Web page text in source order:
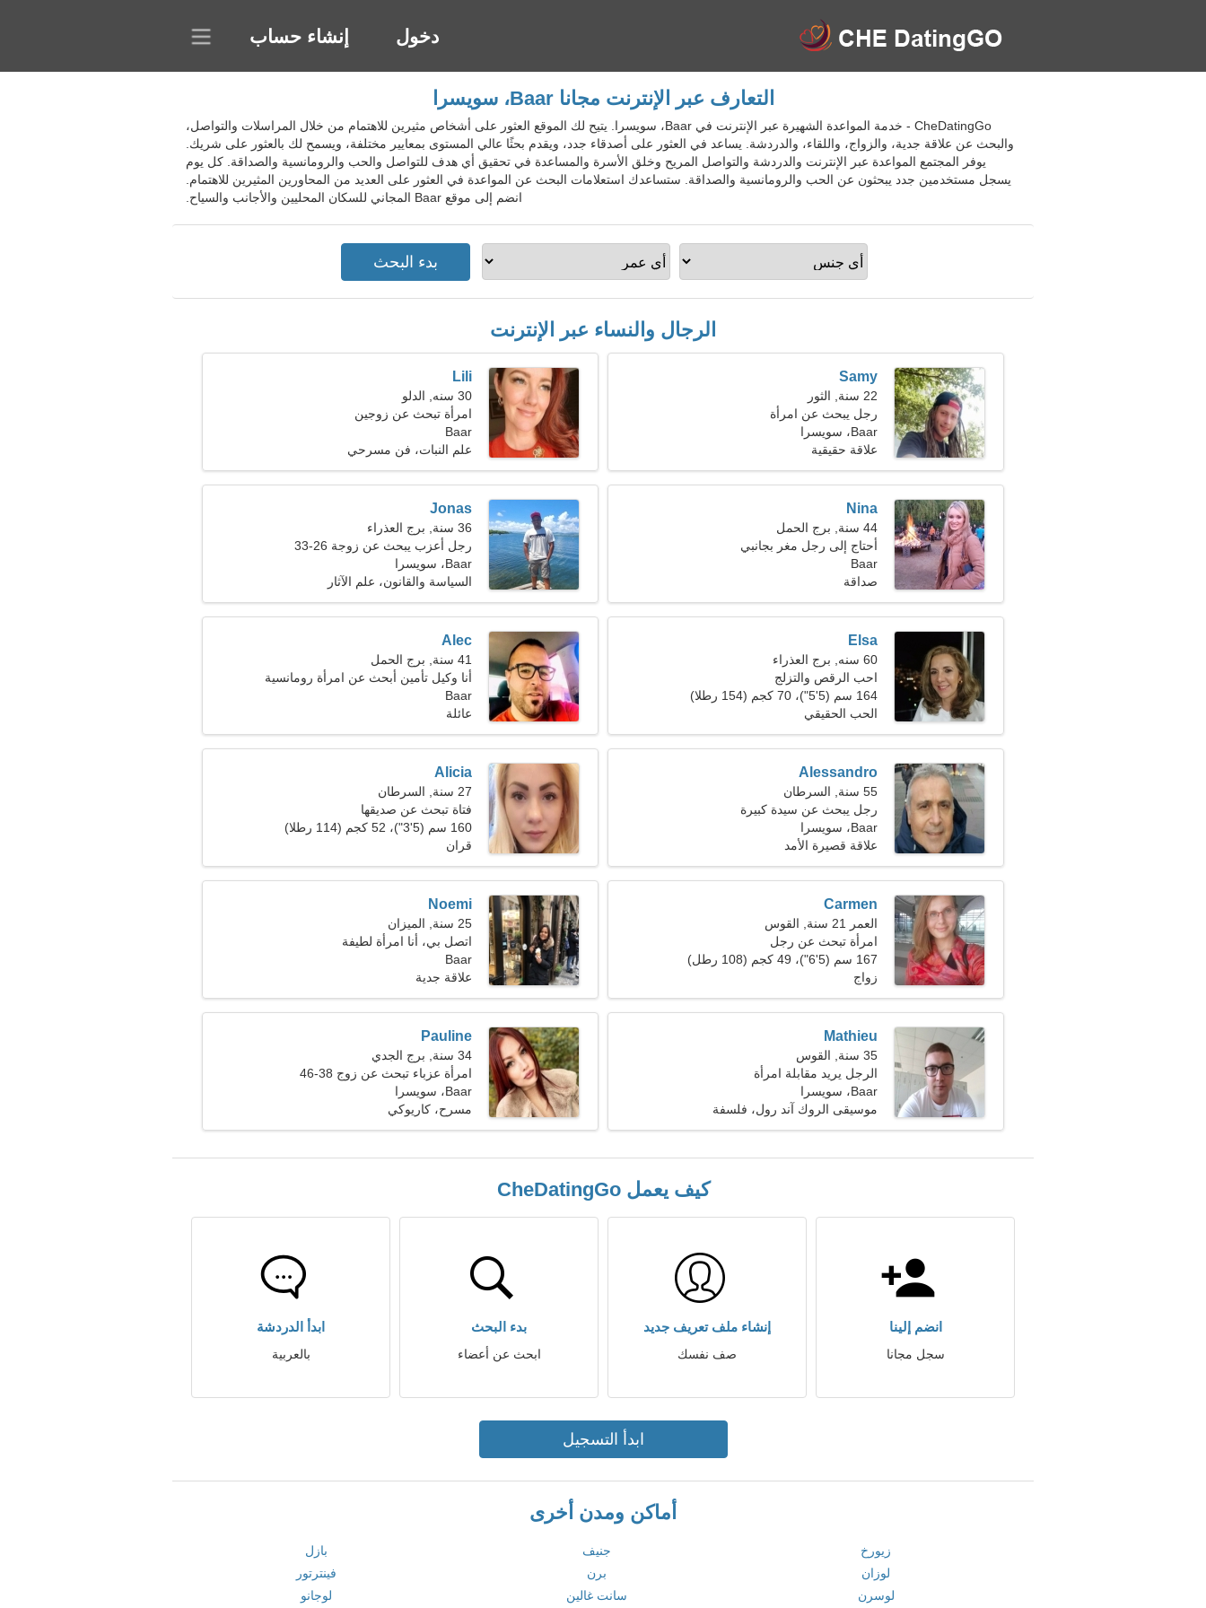
دخول إنشاء حساب
التعارف عبر الإنترنت مجانا Baar، سويسرا
CheDatingGo - خدمة المواعدة الشهيرة عبر الإنترنت في Baar، سويسرا. يتيح لك الموقع العثور على أشخاص مثيرين للاهتمام من خلال المراسلات والتواصل،
والبحث عن علاقة جدية، والزواج، واللقاء، والدردشة. يساعد في العثور على أصدقاء جدد، ويقدم بحثًا عالي المستوى بمعايير مختلفة، ويسمح لك بالعثور على شريك.
يوفر المجتمع المواعدة عبر الإنترنت والدردشة والتواصل المريح وخلق الأسرة والمساعدة في تحقيق أي هدف للتواصل والحب والرومانسية والصداقة. كل يوم
يسجل مستخدمين جدد يبحثون عن الحب والرومانسية والصداقة. ستساعدك استعلامات البحث عن المواعدة في العثور على العديد من المحاورين المثيرين للاهتمام.
انضم إلى موقع Baar المجاني للسكان المحليين والأجانب والسياح.
الرجال والنساء عبر الإنترنت
Samy
22 سنة, الثور
رجل يبحث عن امرأة
Baar، سويسرا
علاقة حقيقية
Lili
30 سنه, الدلو
امرأة تبحث عن زوجين
Baar
علم النبات، فن مسرحي
Nina
44 سنة, برج الحمل
أحتاج إلى رجل مغر بجانبي
Baar
صداقة
Jonas
36 سنة, برج العذراء
رجل أعزب يبحث عن زوجة 26-33
Baar، سويسرا
السياسة والقانون، علم الآثار
Elsa
60 سنه, برج العذراء
احب الرقص والتزلج
164 سم (5'5")، 70 كجم (154 رطلا)
الحب الحقيقي
Alec
41 سنة, برج الحمل
أنا وكيل تأمين أبحث عن امرأة رومانسية
Baar
عائلة
Alessandro
55 سنة, السرطان
رجل يبحث عن سيدة كبيرة
Baar، سويسرا
علاقة قصيرة الأمد
Alicia
27 سنة, السرطان
فتاة تبحث عن صديقها
160 سم (5'3")، 52 كجم (114 رطلا)
قران
Carmen
العمر 21 سنة, القوس
امرأة تبحث عن رجل
167 سم (5'6")، 49 كجم (108 رطل)
زواج
Noemi
25 سنة, الميزان
اتصل بي، أنا امرأة لطيفة
Baar
علاقة جدية
Mathieu
35 سنة, القوس
الرجل يريد مقابلة امرأة
Baar، سويسرا
موسيقى الروك آند رول، فلسفة
Pauline
34 سنة, برج الجدي
امرأة عزباء تبحث عن زوج 38-46
Baar، سويسرا
مسرح، كاريوكي
كيف يعمل CheDatingGo
انضم إلينا
سجل مجانا
إنشاء ملف تعريف جديد
صف نفسك
بدء البحث
ابحث عن أعضاء
ابدأ الدردشة
بالعربية
ابدأ التسجيل
أماكن ومدن أخرى
زيورخ جنيف
بازل
لوزان
برن
فينترتور
لوسرن
سانت غالين لوجانو